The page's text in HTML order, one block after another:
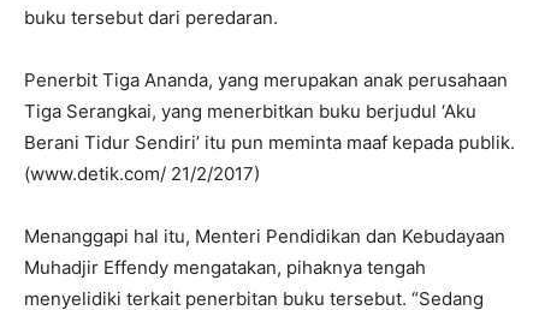
buku tersebut dari peredaran.
Penerbit Tiga Ananda, yang merupakan anak perusahaan
Tiga Serangkai, yang menerbitkan buku berjudul ‘Aku
Berani Tidur Sendiri’ itu pun meminta maaf kepada publik.
(www.detik.com/ 21/2/2017)
Menanggapi hal itu, Menteri Pendidikan dan Kebudayaan
Muhadjir Effendy mengatakan, pihaknya tengah
menyelidiki terkait penerbitan buku tersebut. “Sedang